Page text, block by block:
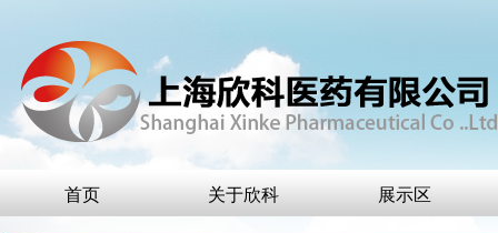
首页 关于欣科 展示区